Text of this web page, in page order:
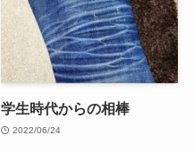
学生時代からの相棒
2022/06/24